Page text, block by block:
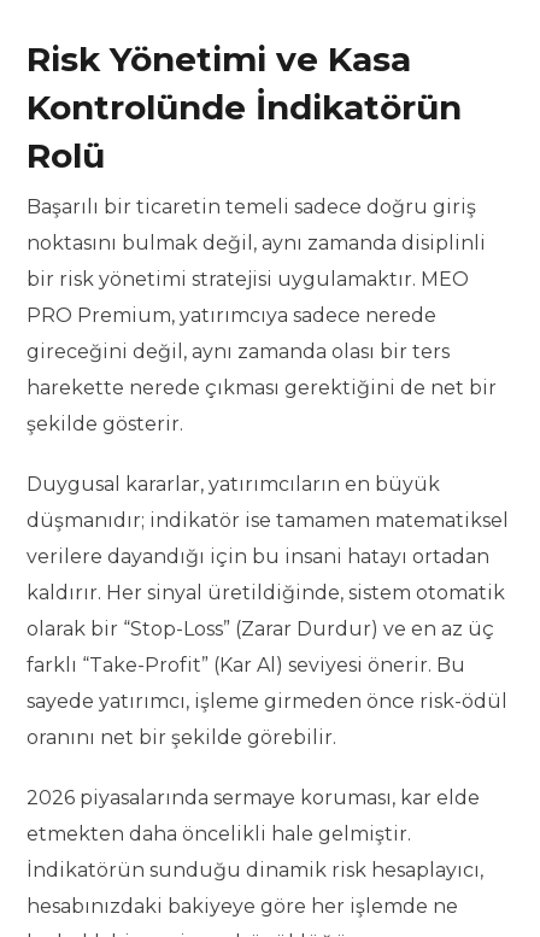
Risk Yönetimi ve Kasa
Kontrolünde İndikatörün
Rolü
Başarılı bir ticaretin temeli sadece doğru giriş
noktasını bulmak değil, aynı zamanda disiplinli
bir risk yönetimi stratejisi uygulamaktır. MEO
PRO Premium, yatırımcıya sadece nerede
gireceğini değil, aynı zamanda olası bir ters
harekette nerede çıkması gerektiğini de net bir
şekilde gösterir.
Duygusal kararlar, yatırımcıların en büyük
düşmanıdır; indikatör ise tamamen matematiksel
verilere dayandığı için bu insani hatayı ortadan
kaldırır. Her sinyal üretildiğinde, sistem otomatik
olarak bir “Stop-Loss” (Zarar Durdur) ve en az üç
farklı “Take-Profit” (Kar Al) seviyesi önerir. Bu
sayede yatırımcı, işleme girmeden önce risk-ödül
oranını net bir şekilde görebilir.
2026 piyasalarında sermaye koruması, kar elde
etmekten daha öncelikli hale gelmiştir.
İndikatörün sunduğu dinamik risk hesaplayıcı,
hesabınızdaki bakiyeye göre her işlemde ne